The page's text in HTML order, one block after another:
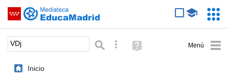
Saltar navegación
Palabra o frase: Búsqueda avanzada
Ayuda
(en
Inicio